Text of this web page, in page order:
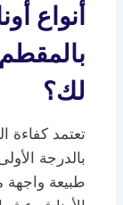
أنواع
لك؟
تعتمد كفاءة
بالدرجة
طبيعة واجهة